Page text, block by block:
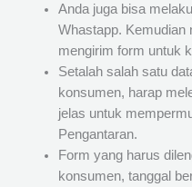
Anda juga bisa
Whastapp. Kemudian
mengirim form untuk
Setalah salah satu
konsumen, harap
jelas untuk
Pengantaran.
Form yang harus
konsumen, tanggal